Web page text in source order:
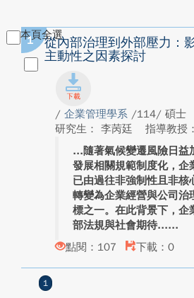
本頁全選
1
從內部治理到外部壓力：
主動性之因素探討
/ 企業管理學系 /114/ 碩士
研究生： 李苪廷
指導教授
隨著氣候變遷風險日益
發展相關規範制度化，企
已由過往非強制性且非核
轉變為企業經營與公司治
標之一。在此背景下，企
部法規與社會期待...
點閱：107
下載：0
1